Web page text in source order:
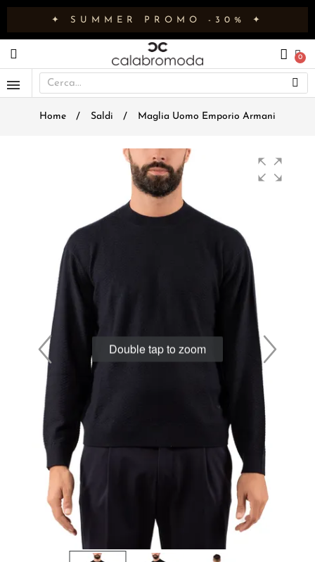
✦ SUMMER PROMO -30% ✦
Home Saldi Maglia Uomo Emporio Armani
Double tap to zoom